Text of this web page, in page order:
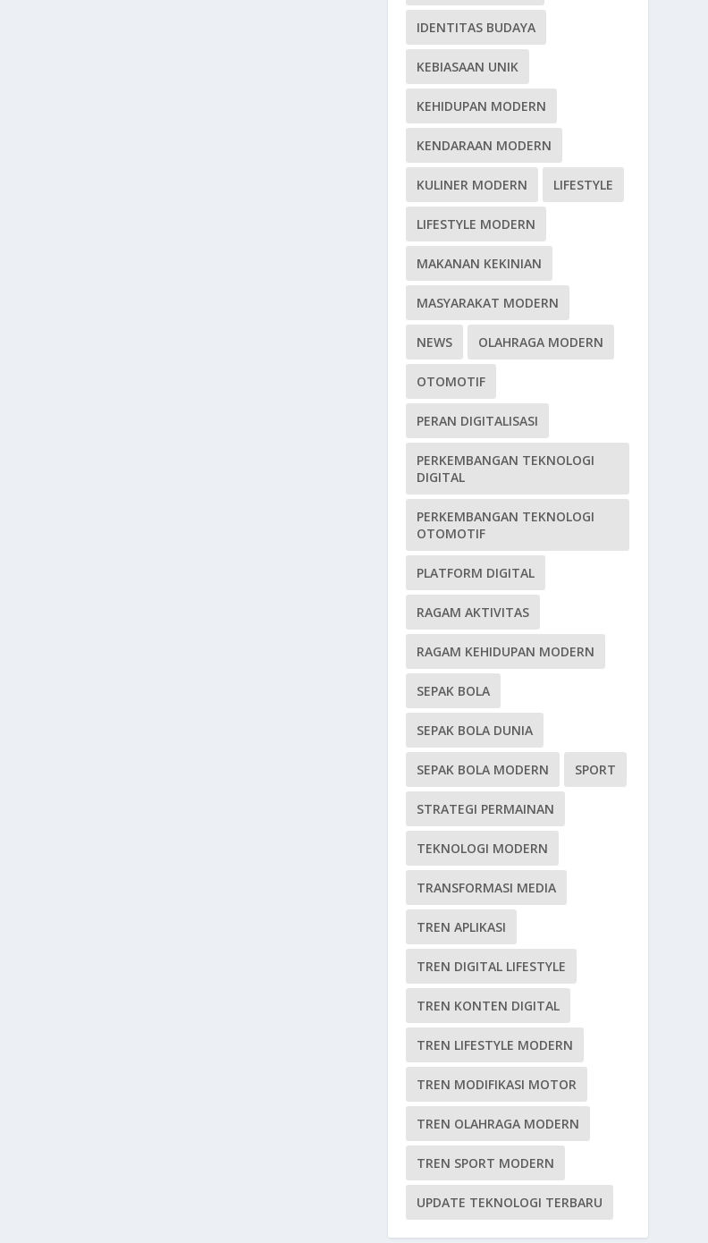
IDENTITAS BUDAYA
KEBIASAAN UNIK
KEHIDUPAN MODERN
KENDARAAN MODERN
KULINER MODERN LIFESTYLE
LIFESTYLE MODERN
MAKANAN KEKINIAN
MASYARAKAT MODERN
NEWS OLAHRAGA MODERN
OTOMOTIF
PERAN DIGITALISASI
PERKEMBANGAN TEKNOLOGI
DIGITAL
PERKEMBANGAN TEKNOLOGI
OTOMOTIF
PLATFORM DIGITAL
RAGAM AKTIVITAS
RAGAM KEHIDUPAN MODERN
SEPAK BOLA
SEPAK BOLA DUNIA
SEPAK BOLA MODERN SPORT
STRATEGI PERMAINAN
TEKNOLOGI MODERN
TRANSFORMASI MEDIA
TREN APLIKASI
TREN DIGITAL LIFESTYLE
TREN KONTEN DIGITAL
TREN LIFESTYLE MODERN
TREN MODIFIKASI MOTOR
TREN OLAHRAGA MODERN
TREN SPORT MODERN
UPDATE TEKNOLOGI TERBARU